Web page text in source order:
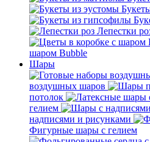
Лепестки
шаром Bubble
Шары
воздушных шаров
потолок
гелием
надписями и рисунками
Фигурные шары с гелием